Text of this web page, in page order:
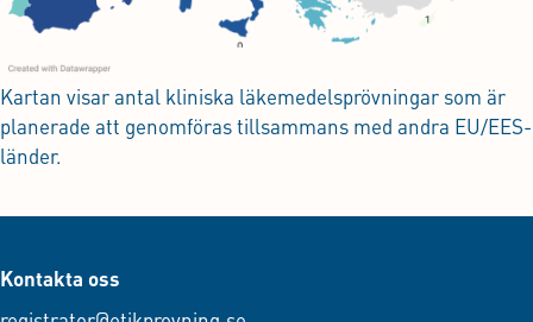
Kartan visar antal kliniska läkemedelsprövningar som är
planerade att genomföras tillsammans med andra EU/EES-
länder.
Kontakta oss